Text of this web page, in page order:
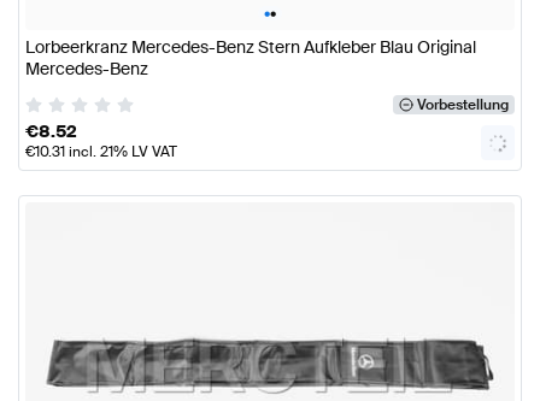
••
Lorbeerkranz Mercedes-Benz Stern Aufkleber Blau Original
Mercedes-Benz
Vorbestellung
€8.52
€10.31incl. 21% LV VAT